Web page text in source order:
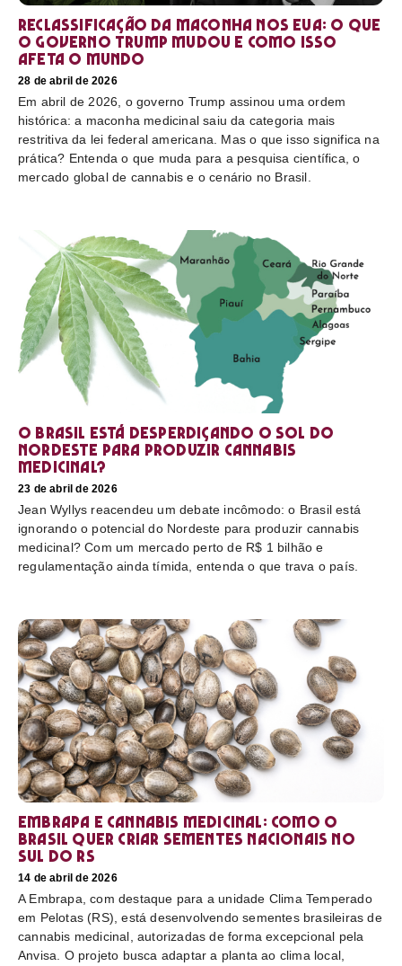
Reclassificação da maconha nos EUA: o que
o governo Trump mudou e como isso
afeta o mundo
28 de abril de 2026
Em abril de 2026, o governo Trump assinou uma ordem
histórica: a maconha medicinal saiu da categoria mais
restritiva da lei federal americana. Mas o que isso significa na
prática? Entenda o que muda para a pesquisa científica, o
mercado global de cannabis e o cenário no Brasil.
O Brasil está desperdiçando o sol do
nordeste para produzir cannabis
medicinal?
23 de abril de 2026
Jean Wyllys reacendeu um debate incômodo: o Brasil está
ignorando o potencial do Nordeste para produzir cannabis
medicinal? Com um mercado perto de R$ 1 bilhão e
regulamentação ainda tímida, entenda o que trava o país.
Embrapa e cannabis medicinal: como o
Brasil quer criar sementes nacionais no
sul do RS
14 de abril de 2026
A Embrapa, com destaque para a unidade Clima Temperado
em Pelotas (RS), está desenvolvendo sementes brasileiras de
cannabis medicinal, autorizadas de forma excepcional pela
Anvisa. O projeto busca adaptar a planta ao clima local,